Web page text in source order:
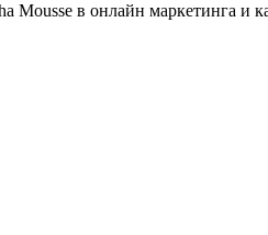
в онлайн маркетинга и